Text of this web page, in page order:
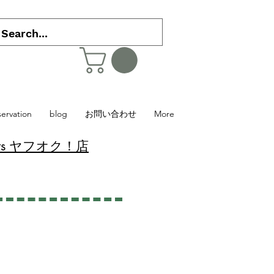
blog お問い合わせ More
ヤフオク！店